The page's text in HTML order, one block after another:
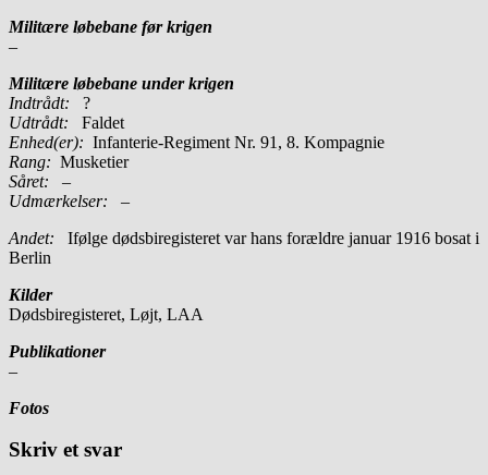
Militære løbebane før krigen
–
Militære løbebane under krigen
Indtrådt: ?
Udtrådt: Faldet
Enhed(er): Infanterie-Regiment Nr. 91, 8. Kompagnie
Rang: Musketier
Såret: –
Udmærkelser: –
Andet: Ifølge dødsbiregisteret var hans forældre januar 1916 bosat i
Berlin
Kilder
Dødsbiregisteret, Løjt, LAA
Publikationer
–
Fotos
Skriv et svar